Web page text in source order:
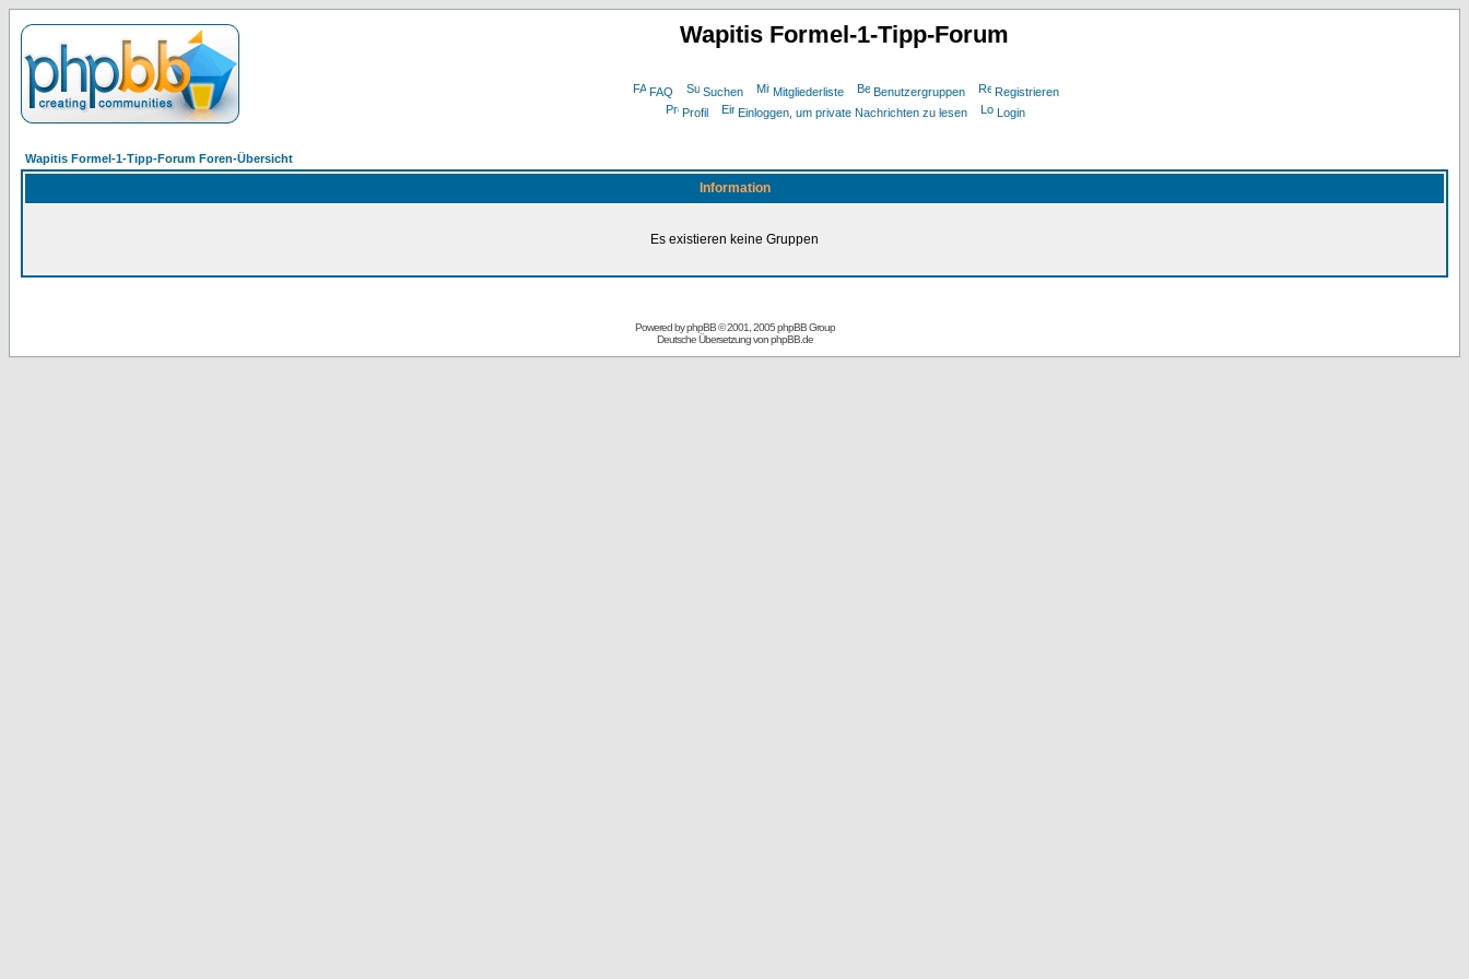
Wapitis Formel-1-Tipp-Forum
FAQ Suchen Mitgliederliste Benutzergruppen
Registrieren
Profil
Einloggen, um private Nachrichten zu lesen Login
Wapitis Formel-1-Tipp-Forum Foren-Übersicht
Information
Es existieren keine Gruppen
Powered byphpBB© 2001, 2005 phpBB Group
Deutsche Übersetzung vonphpBB.de